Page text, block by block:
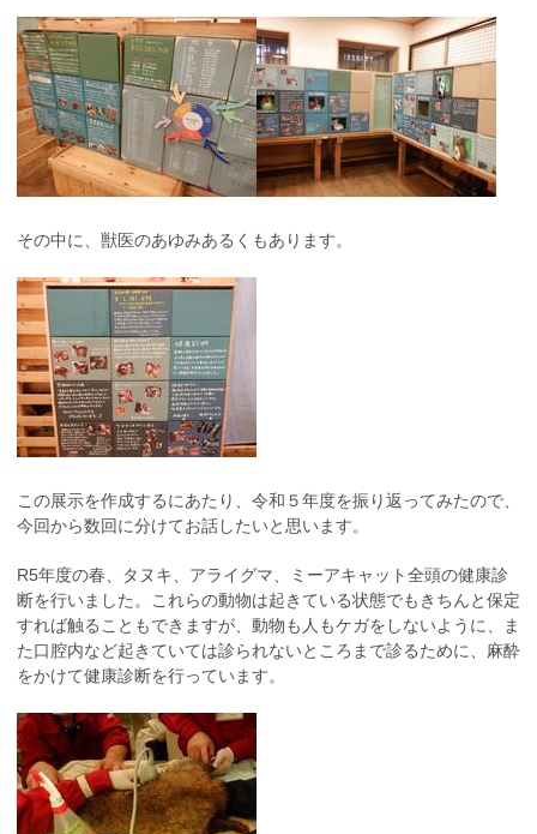
その中に、獣医のあゆみあるくもあります。
この展示を作成するにあたり、令和５年度を振り返ってみたので、
今回から数回に分けてお話したいと思います。
R5年度の春、タヌキ、アライグマ、ミーアキャット全頭の健康診
断を行いました。これらの動物は起きている状態でもきちんと保定
すれば触ることもできますが、動物も人もケガをしないように、ま
た口腔内など起きていては診られないところまで診るために、麻酔
をかけて健康診断を行っています。